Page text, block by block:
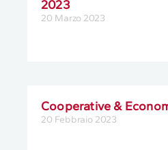
2023
20 Marzo 2023
Cooperative &
20 Febbraio 2023